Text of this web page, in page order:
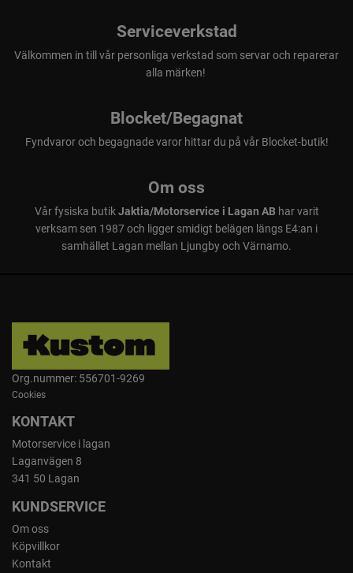
Serviceverkstad
Välkommen in till vår personliga verkstad som servar och reparerar
alla märken!
Blocket/Begagnat
Fyndvaror och begagnade varor hittar du på vår Blocket-butik!
Om oss
Vår fysiska butikJaktia/Motorservice i Lagan ABhar varit
verksam sen 1987 och ligger smidigt belägen längs E4:an i
samhället Lagan mellan Ljungby och Värnamo.
Org.nummer: 556701-9269
Cookies
KONTAKT
Motorservice i lagan
Laganvägen 8
341 50 Lagan
KUNDSERVICE
Om oss
Köpvillkor
Kontakt